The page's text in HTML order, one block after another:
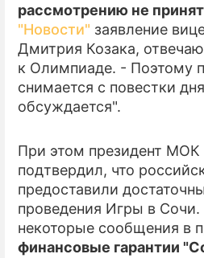
рассмотрению не принят
"Новости" заявление
Дмитрия Козака,
к Олимпиаде. - Поэтому
снимается с повестки
обсуждается".
При этом президент МОК
подтвердил, что
предоставили
проведения Игры в
некоторые сообщения в
финансовые гарантии